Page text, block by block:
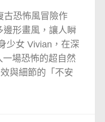
古恐怖風冒險作
邊形畫風，讓人瞬
少女 Vivian，在深
場恐怖的超自然
與細節的「不安